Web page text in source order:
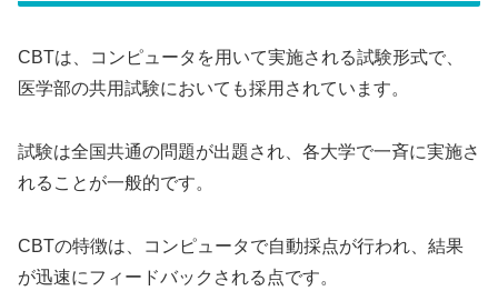
CBTは、コンピュータを用いて実施される試験形式で、
医学部の共用試験においても採用されています。
試験は全国共通の問題が出題され、各大学で一斉に実施さ
れることが一般的です。
CBTの特徴は、コンピュータで自動採点が行われ、結果
が迅速にフィードバックされる点です。